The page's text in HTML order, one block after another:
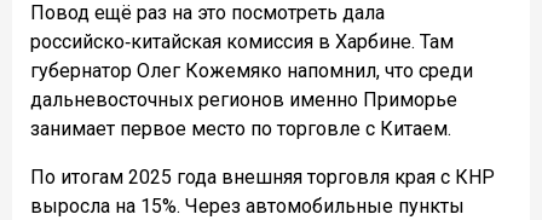
Повод ещё раз на это посмотреть дала
российско‑китайская комиссия в Харбине. Там
губернатор Олег Кожемяко напомнил, что среди
дальневосточных регионов именно Приморье
занимает первое место по торговле с Китаем.
По итогам 2025 года внешняя торговля края с КНР
выросла на 15%. Через автомобильные пункты